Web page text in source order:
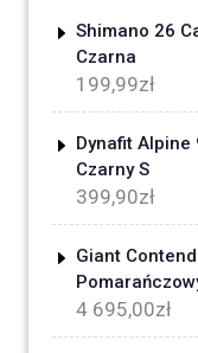
Shimano 26
Czarna
199,99zł
Dynafit
Czarny S
399,90zł
Giant
4 695,00zł